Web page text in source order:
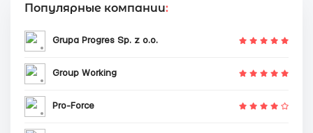
Популярные компании:
Grupa Progres Sp. z o.o.
Group Working
Pro-Force